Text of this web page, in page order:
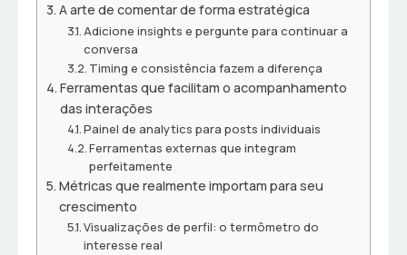
A arte de comentar de forma estratégica
Adicione insights e pergunte para continuar a
conversa
Timing e consistência fazem a diferença
Ferramentas que facilitam o acompanhamento
das interações
Painel de analytics para posts individuais
Ferramentas externas que integram
perfeitamente
Métricas que realmente importam para seu
crescimento
Visualizações de perfil: o termômetro do
interesse real